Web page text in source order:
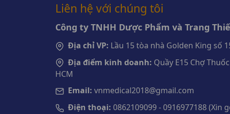
Liên hệ với chúng tôi
Công ty TNHH Dược Phẩm và Trang
Địa chỉ VP: Lầu 15 tòa nhà Golden King số
Địa điểm kinh doanh: Quầy E15 Chợ
HCM
Email: vnmedical2018@gmail.com
Điện thoại: 0862109099 - 0916977188